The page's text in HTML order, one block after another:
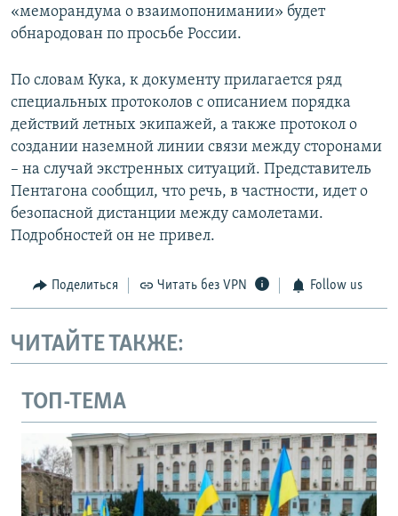
«меморандума о взаимопонимании» будет
обнародован по просьбе России.
По словам Кука, к документу прилагается ряд
специальных протоколов с описанием порядка
действий летных экипажей, а также протокол о
создании наземной линии связи между сторонами
– на случай экстренных ситуаций. Представитель
Пентагона сообщил, что речь, в частности, идет о
безопасной дистанции между самолетами.
Подробностей он не привел.
Поделиться Читать без VPN Follow us
ЧИТАЙТЕ ТАКЖЕ:
ТОП-ТЕМА